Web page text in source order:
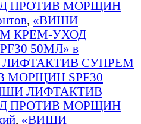
ПРОТИВ МОРЩИН
, «ВИШИ
КРЕМ-УХОД
50МЛ» в
СУПРЕМ
МОРЩИН SPF30
ЛИФТАКТИВ
ПРОТИВ МОРЩИН
, «ВИШИ